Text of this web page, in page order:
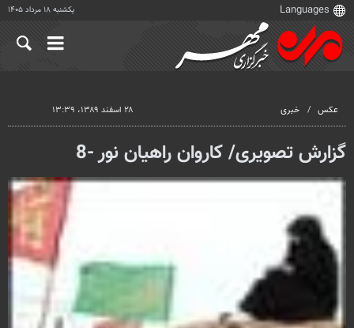
یکشنبه ۱۸ مرداد ۱۴۰۵
عکس خبری ۲۸ اسفند ۱۳۸۹، ۱۳:۳۹
گزارش تصویری/ کاروان راهیان نور -8